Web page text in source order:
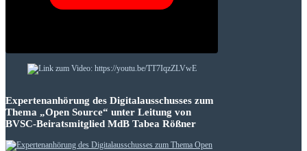
Expertenanhörung des Digitalausschusses zum
Thema „Open Source“ unter Leitung von
BVSC-Beiratsmitglied MdB Tabea Rößner